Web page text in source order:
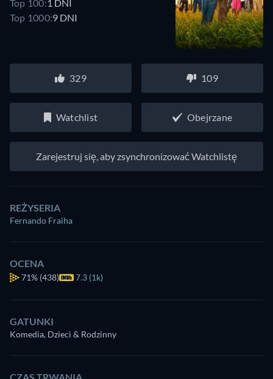
Top 100:1 DNI
Top 1000:9 DNI
329 109
Watchlist Obejrzane
Zarejestruj się, aby zsynchronizować Watchlistę
REŻYSERIA
Fernando Fraiha
OCENA
71% (438) 7.3 (1k)
GATUNKI
Komedia, Dzieci & Rodzinny